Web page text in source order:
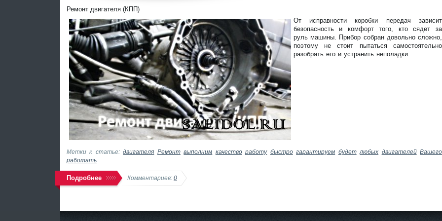
я к
нов
ост
и
Ремонт двигателя (КПП)
От исправности коробки передач зависит
безопасность и комфорт того, кто сядет за
руль машины. Прибор собран довольно сложно,
поэтому не стоит пытаться самостоятельно
разобрать его и устранить неполадки.
Метки к статье:двигателя Ремонт выполним качество работу быстро гарантируем будет любых двигателей Вашего
работать
Подробнее Комментариев: 0